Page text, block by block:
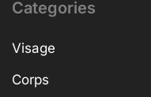
Categories
Visage
Corps